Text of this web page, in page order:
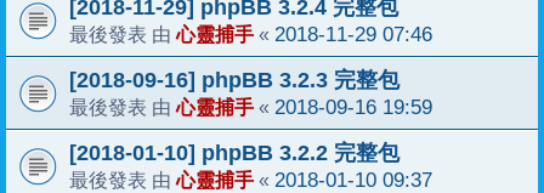
[2018-11-29] phpBB 3.2.4 完整包
最後發表 由心靈捕手 « 2018-11-29 07:46
[2018-09-16] phpBB 3.2.3 完整包
最後發表 由心靈捕手 « 2018-09-16 19:59
[2018-01-10] phpBB 3.2.2 完整包
最後發表 由心靈捕手 « 2018-01-10 09:37